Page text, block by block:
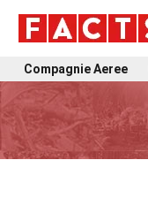
Compagnie Aeree